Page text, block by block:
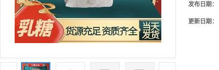
发布日期：
更新日期：